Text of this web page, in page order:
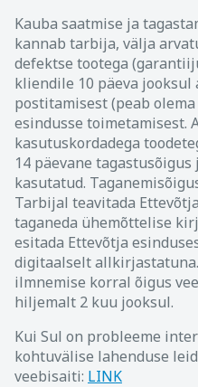
Kauba saatmise ja
kannab tarbija, välja
defektse tootega
kliendile 10 päeva jooksul
postitamisest (peab
esindusse toimetamisest.
kasutuskordadega
14 päevane
kasutatud.
Tarbijal teavitada
taganeda ühemõttelise
esitada Ettevõtja
digitaalselt
ilmnemise korral õigus
hiljemalt 2 kuu jooksul.
Kui Sul on probleeme
kohtuvälise lahenduse
veebisaiti: LINK